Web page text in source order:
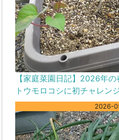
【家庭菜園日記】2026年
トウモロコシに初チャレン
2026-